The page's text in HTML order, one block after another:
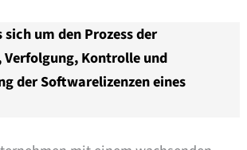
um den Prozess der
Kontrolle und
der Softwarelizenzen eines